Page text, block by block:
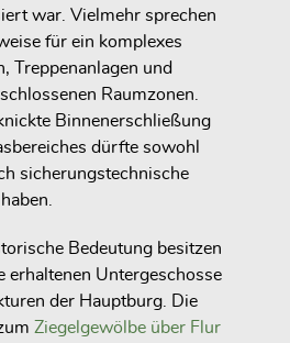
war. Vielmehr sprechen
für ein komplexes
Treppenanlagen und
Raumzonen.
Binnenerschließung
dürfte sowohl
sicherungstechnische
Bedeutung besitzen
erhaltenen Untergeschosse
der Hauptburg. Die
Ziegelgewölbe über Flur